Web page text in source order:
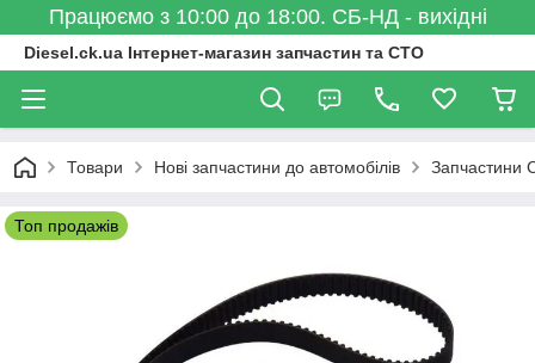
Працюємо з 10:00 до 18:00. СБ-НД - вихідні
Diesel.ck.ua Інтернет-магазин запчастин та СТО
Товари Нові запчастини до автомобілів Запчастини
Топ продажів